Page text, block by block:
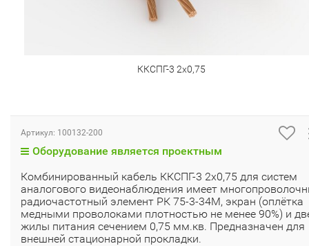
ККСПГ-3 2х0,75
Артикул: 100132-200
Оборудование является проектным
Комбинированный кабель ККСПГ-3 2х0,75 для систем
аналогового видеонаблюдения имеет
радиочастотный элемент РК 75-3-34М, экран (оплётка
медными проволоками плотностью не менее 90%) и
жилы питания сечением 0,75 мм.кв. Предназначен для
внешней стационарной прокладки.